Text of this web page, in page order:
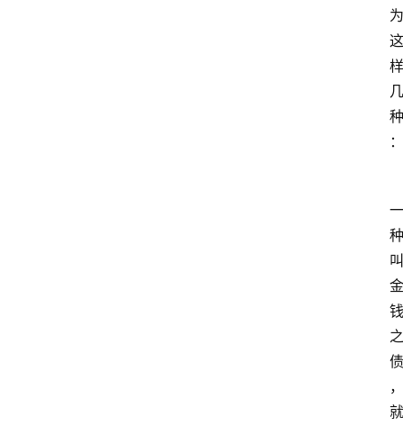
为
这
样
几
种
：
一
种
叫
金
钱
之
债
，
就